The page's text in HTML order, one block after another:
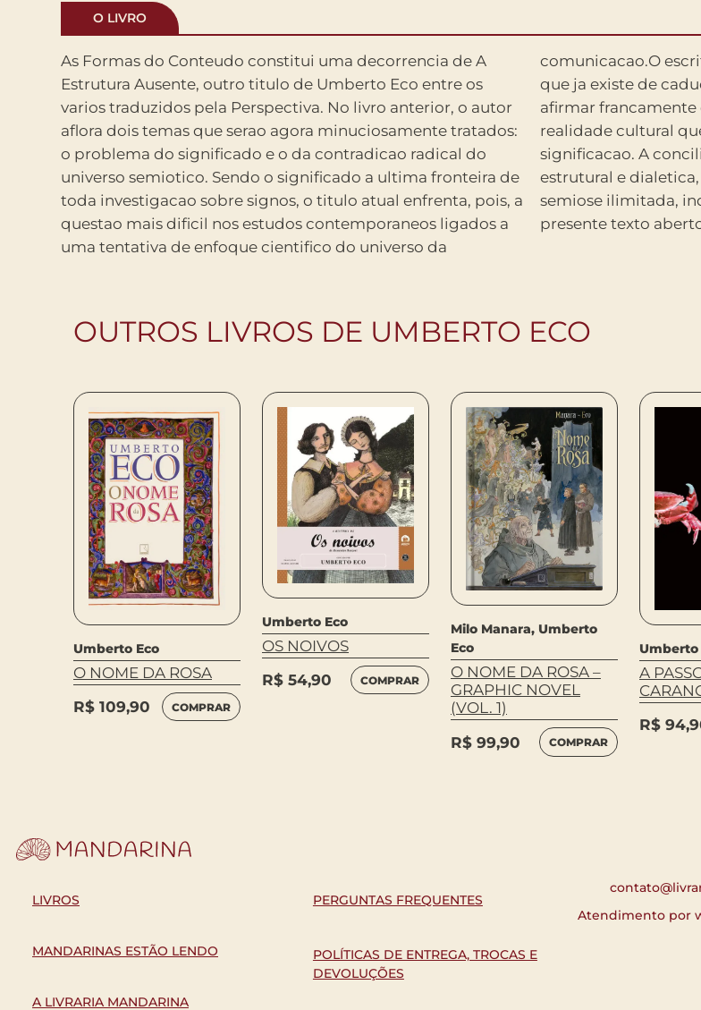
O LIVRO
As Formas do Conteudo constitui uma decorrencia de A
Estrutura Ausente, outro titulo de Umberto Eco entre os
varios traduzidos pela Perspectiva. No livro anterior, o autor
aflora dois temas que serao agora minuciosamente tratados:
o problema do significado e o da contradicao radical do
universo semiotico. Sendo o significado a ultima fronteira de
toda investigacao sobre signos, o titulo atual enfrenta, pois, a
questao mais dificil nos estudos contemporaneos ligados a
uma tentativa de enfoque cientifico do universo da
comunicacao.O escritor italiano nao hesita em ultrapassar o
que ja existe de caduco e perecivel neste tipo de enfoque, ao
afirmar francamente que sua obra busca recuperar a
realidade cultural que, macica, jaz sob toda a operacao de
significacao. A conciliacao ou oposicao entre logica
estrutural e dialetica, assim como a hipotese de uma
semiose ilimitada, indicam os pontos nevralgicos do
presente texto
OUTROS LIVROS DE UMBERTO ECO
Umberto Eco
O NOME DA ROSA
R$ 109,90 COMPRAR
Umberto Eco
OS NOIVOS
R$ 54,90 COMPRAR
Milo Manara, Umberto
Eco
O NOME DA ROSA –
GRAPHIC NOVEL
(VOL. 1)
R$ 99,90 COMPRAR
Umberto
A
R$
LIVROS
MANDARINAS ESTÃO LENDO
A LIVRARIA MANDARINA
PERGUNTAS FREQUENTES
POLÍTICAS DE ENTREGA, TROCAS E
DEVOLUÇÕES
Atendimento por